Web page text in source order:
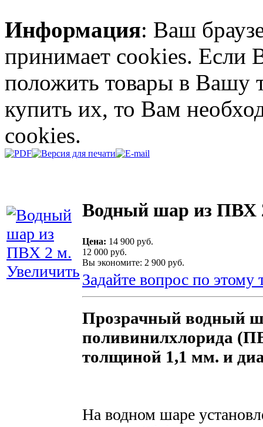
Информация: Ваш
принимает cookies. Если
положить товары в Вашу
купить их, то Вам
cookies.
Увеличить
Водный шар из ПВХ
Цена: 14 900 руб.
12 000 руб.
Вы экономите: 2 900 руб.
Задайте вопрос по этому
Прозрачный водный
поливинилхлорида
толщиной 1,1 мм. и
На водном шаре